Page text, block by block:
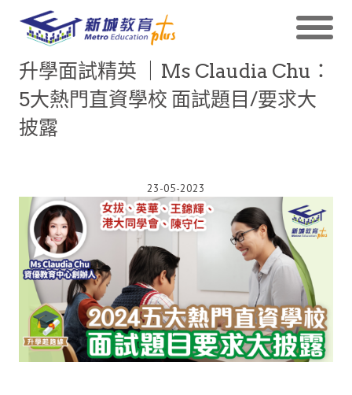
升學面試精英 ｜Ms Claudia Chu：
5大熱門直資學校 面試題目/要求大
披露
23-05-2023